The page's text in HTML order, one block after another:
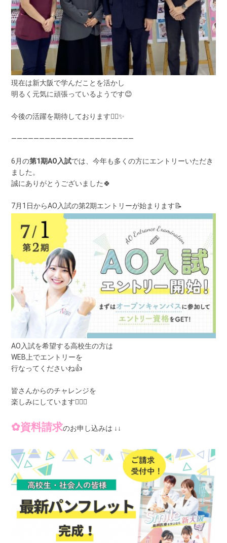
現在は新大阪で学んだことを活かし
明るく元気に頑張っているようです😊
今後の活躍を期待しております✊🏻✨
――――――――――――――――――――――
6月の第1期AO入試では、今年も多くの方にエントリーいただき
ました。
誠にありがとうございました🍀
7月1日からAO入試の第2期エントリーが始まります📝
AO入試を希望する高校生の方は
WEB上でエントリーを
行なってくださいね👍
皆さんからのチャレンジを
楽しみにしています🙋‍♀️✨
✿資料請求のお申し込みは ↓ ↓